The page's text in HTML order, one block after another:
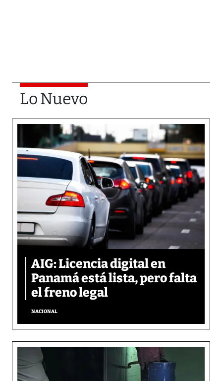
Lo Nuevo
AIG: Licencia digital en
Panamá está lista, pero falta
el freno legal
NACIONAL